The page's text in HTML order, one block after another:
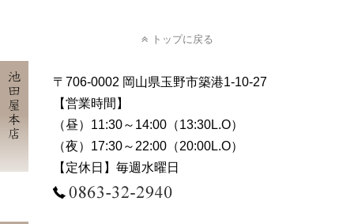
トップに戻る
池田屋本店
〒706-0002 岡山県玉野市築港1-10-27
【営業時間】
（昼）11:30～14:00（13:30L.O）
（夜）17:30～22:00（20:00L.O）
【定休日】毎週水曜日